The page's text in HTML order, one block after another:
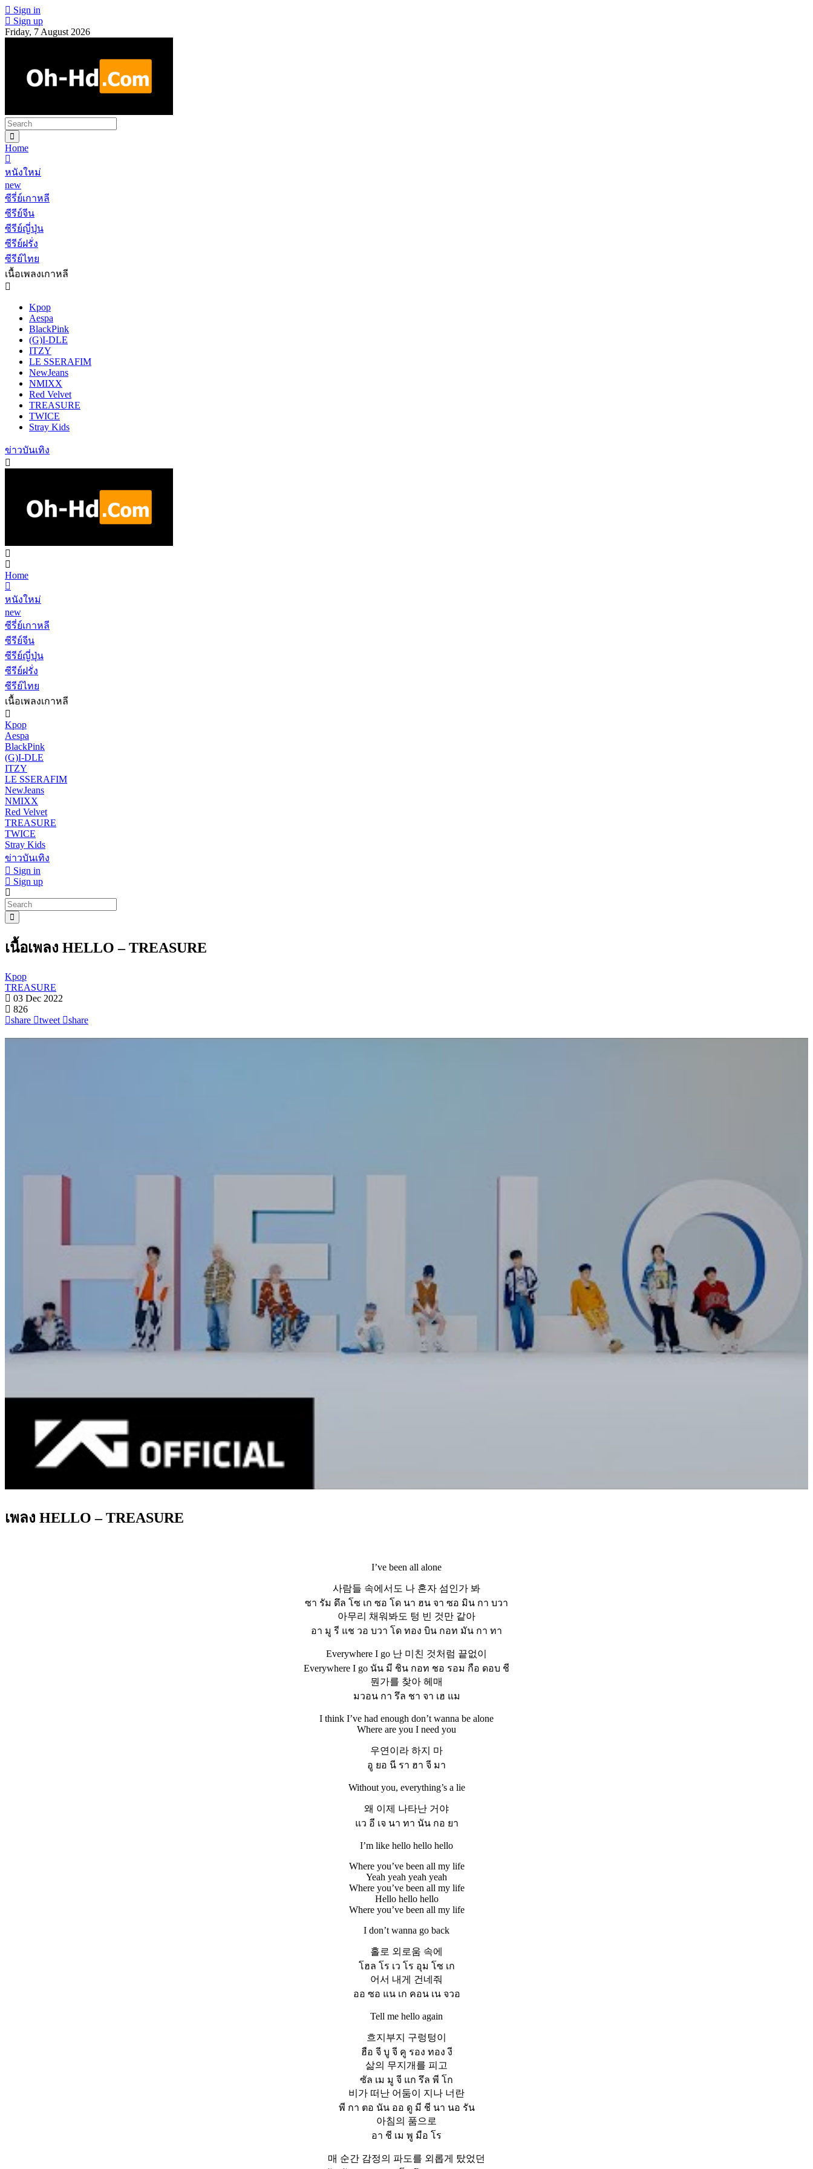
Sign in
Sign up
Friday, 7 August 2026
Home
หนังใหม่
new
ซีรี่ย์เกาหลี
ซีรีย์จีน
ซีรีย์ญี่ปุ่น
ซีรีย์ฝรั่ง
ซีรีย์ไทย
เนื้อเพลงเกาหลี
Kpop
Aespa
BlackPink
(G)I-DLE
ITZY
LE SSERAFIM
NewJeans
NMIXX
Red Velvet
TREASURE
TWICE
Stray Kids
ข่าวบันเทิง
Home
หนังใหม่
new
ซีรี่ย์เกาหลี
ซีรีย์จีน
ซีรีย์ญี่ปุ่น
ซีรีย์ฝรั่ง
ซีรีย์ไทย
เนื้อเพลงเกาหลี
Kpop
Aespa
BlackPink
(G)I-DLE
ITZY
LE SSERAFIM
NewJeans
NMIXX
Red Velvet
TREASURE
TWICE
Stray Kids
ข่าวบันเทิง
Sign in
Sign up
เนื้อเพลง HELLO – TREASURE
Kpop
TREASURE
03 Dec 2022
826
share
tweet share
เพลง HELLO – TREASURE
I’ve been all alone
사람들 속에서도 나 혼자 섬인가 봐
ซา รัม ดึล โซ เก ซอ โด นา ฮน จา ซอ มิน กา บวา
아무리 채워봐도 텅 빈 것만 같아
อา มู รี แช วอ บวา โด ทอง บิน กอท มัน กา ทา
Everywhere I go 난 미친 것처럼 끝없이
Everywhere I go นัน มี ชิน กอท ชอ รอม กือ ดอบ ชี
뭔가를 찾아 헤매
มวอน กา รึล ชา จา เฮ แม
I think I’ve had enough don’t wanna be alone
Where are you I need you
우연이라 하지 마
อู ยอ นี รา ฮา จี มา
Without you, everything’s a lie
왜 이제 나타난 거야
แว อี เจ นา ทา นัน กอ ยา
I’m like hello hello hello
Where you’ve been all my life
Yeah yeah yeah yeah
Where you’ve been all my life
Hello hello hello
Where you’ve been all my life
I don’t wanna go back
홀로 외로움 속에
โฮล โร เว โร อุม โซ เก
어서 내게 건네줘
ออ ซอ แน เก คอน เน จวอ
Tell me hello again
흐지부지 구렁텅이
ฮือ จี บู จี คู รอง ทอง งี
삶의 무지개를 피고
ซัล เม มู จี แก รึล พี โก
비가 떠난 어둠이 지나 너란
พี กา ตอ นัน ออ ดู มี ชี นา นอ รัน
아침의 품으로
อา ชี เม พู มือ โร
매 순간 감정의 파도를 외롭게 탔었던